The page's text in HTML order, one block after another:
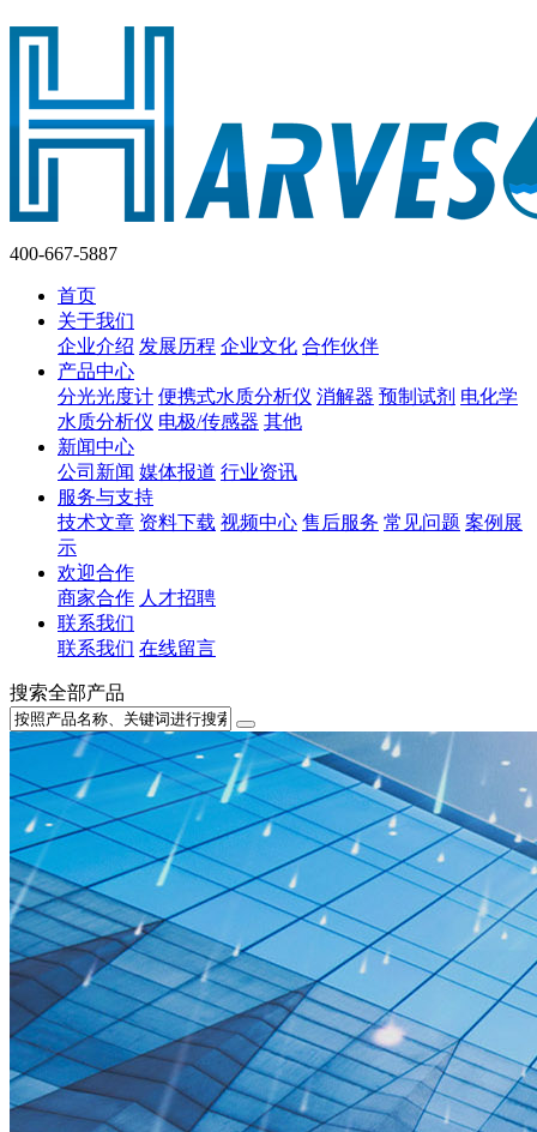
400-667-5887
首页
关于我们
企业介绍 发展历程 企业文化 合作伙伴
产品中心
分光光度计 便携式水质分析仪 消解器 预制试剂 电化学
水质分析仪 电极/传感器 其他
新闻中心
公司新闻 媒体报道 行业资讯
服务与支持
技术文章 资料下载 视频中心 售后服务 常见问题 案例展
示
欢迎合作
商家合作 人才招聘
联系我们
联系我们 在线留言
搜索全部产品